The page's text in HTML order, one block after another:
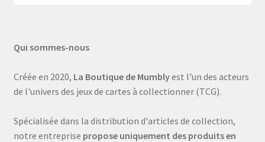
Qui sommes-nous
Créée en 2020, La Boutique de Mumblyest l'un des acteurs
de l'univers des jeux de cartes à collectionner (TCG).
Spécialisée dans la distribution d'articles de collection,
notre entreprise propose uniquement des produits en